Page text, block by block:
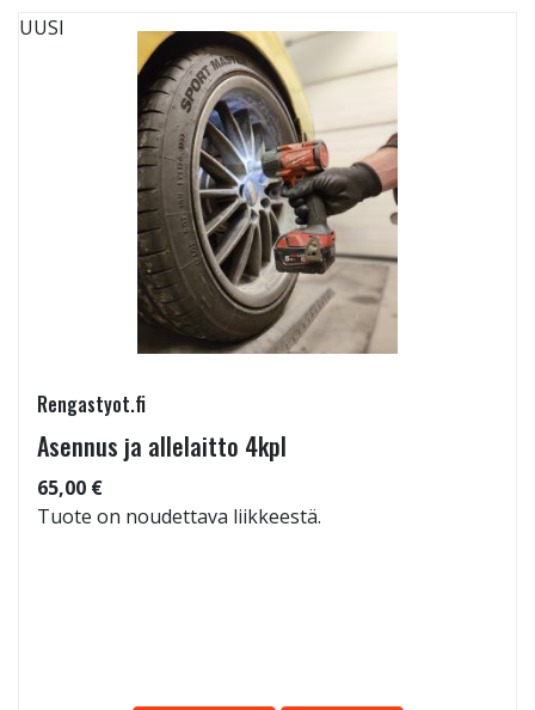
UUSI
Rengastyot.fi
Asennus ja allelaitto 4kpl
65,00 €
Tuote on noudettava liikkeestä.